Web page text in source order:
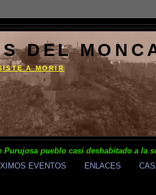
DEL
A MORIR
pueblo casi deshabitado a la
EVENTOS ENLACES